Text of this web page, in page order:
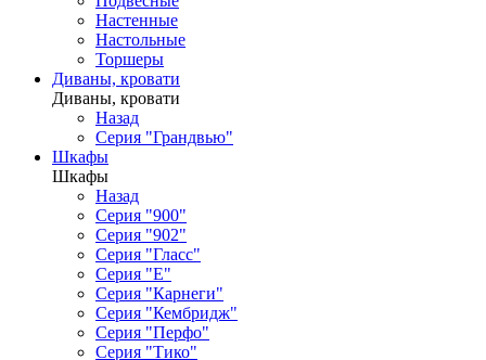
Настенные
Настольные
Торшеры
Диваны, кровати
Диваны, кровати
Назад
Серия "Грандвью"
Шкафы
Шкафы
Назад
Серия "900"
Серия "902"
Серия "Гласс"
Серия "Е"
Серия "Карнеги"
Серия "Кембридж"
Серия "Перфо"
Серия "Тико"